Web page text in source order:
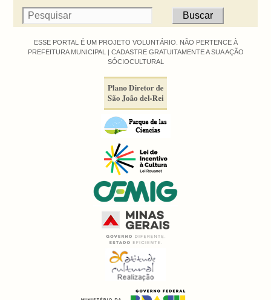
ESSE PORTAL É UM PROJETO VOLUNTÁRIO. NÃO PERTENCE À
PREFEITURA MUNICIPAL | CADASTRE GRATUITAMENTE A SUA AÇÃO
SÓCIOCULTURAL